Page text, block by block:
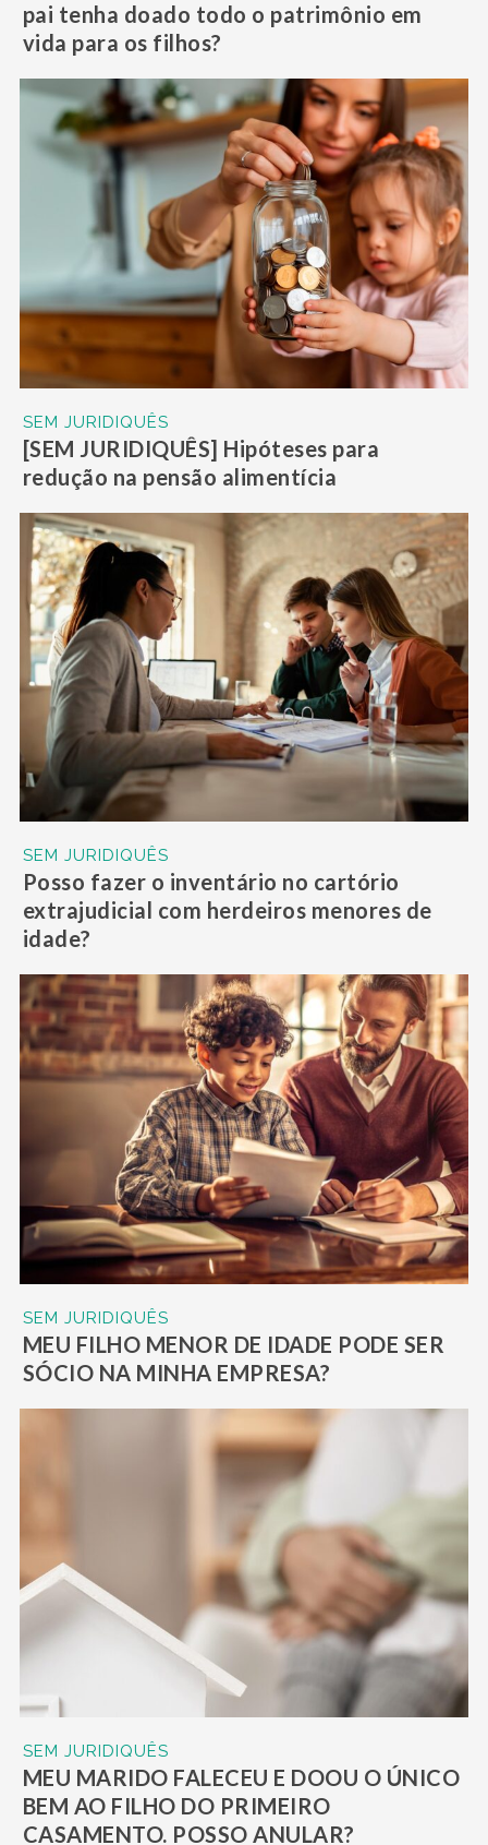
pai tenha doado todo o patrimônio em
vida para os filhos?
SEM JURIDIQUÊS
[SEM JURIDIQUÊS] Hipóteses para
redução na pensão alimentícia
SEM JURIDIQUÊS
Posso fazer o inventário no cartório
extrajudicial com herdeiros menores de
idade?
SEM JURIDIQUÊS
MEU FILHO MENOR DE IDADE PODE SER
SÓCIO NA MINHA EMPRESA?
SEM JURIDIQUÊS
MEU MARIDO FALECEU E DOOU O ÚNICO
BEM AO FILHO DO PRIMEIRO
CASAMENTO. POSSO ANULAR?